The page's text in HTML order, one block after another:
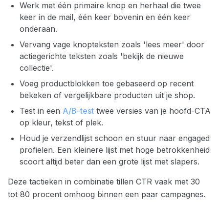
Werk met één primaire knop en herhaal die twee
keer in de mail, één keer bovenin en één keer
onderaan.
Vervang vage knopteksten zoals 'lees meer' door
actiegerichte teksten zoals 'bekijk de nieuwe
collectie'.
Voeg productblokken toe gebaseerd op recent
bekeken of vergelijkbare producten uit je shop.
Test in een A/B-test twee versies van je hoofd-CTA
op kleur, tekst of plek.
Houd je verzendlijst schoon en stuur naar engaged
profielen. Een kleinere lijst met hoge betrokkenheid
scoort altijd beter dan een grote lijst met slapers.
Deze tactieken in combinatie tillen CTR vaak met 30
tot 80 procent omhoog binnen een paar campagnes.